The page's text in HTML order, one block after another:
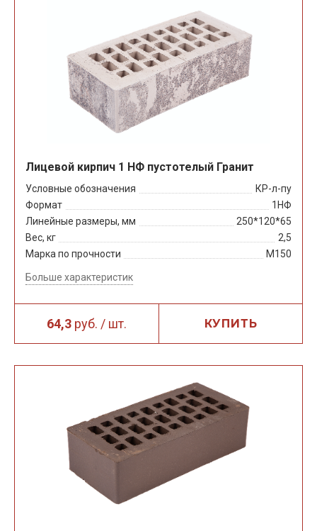
64,3 руб. / шт. КУПИТЬ
Лицевой кирпич 1 НФ пустотелый Гранит
Условные обозначения
КР-л-пу
Формат
1НФ
Линейные размеры, мм
250*120*65
Вес, кг
2,5
Марка по прочности
М150
Больше характеристик